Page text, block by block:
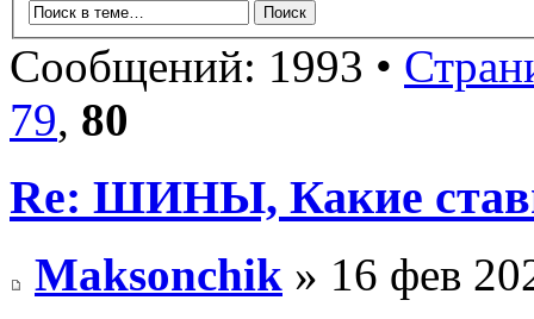
Сообщений: 1993 •
79, 80
Re: ШИНЫ, Какие
Maksonchik » 16 фев